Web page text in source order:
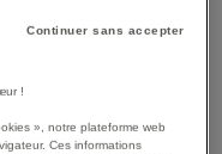
Continuer sans accepter
!
», notre plateforme web
Ces informations